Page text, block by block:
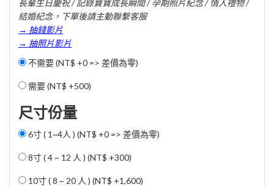
長輩生日慶祝 / 記錄寶寶成長瞬間 / 孕期照片紀念 / 情人禮物 /
結婚紀念，下單後請主動聯繫客服
→ 抽錢影片
→ 抽照片影片
不需要 (NT$ +0 => 差價為零)
需要 (NT$ +500)
尺寸份量
6寸 ( 1~4人 ) (NT$ +0 => 差價為零)
8寸 ( 4 ~ 12 人 ) (NT$ +300)
10寸 ( 8 ~ 20 人 ) (NT$ +1,600)